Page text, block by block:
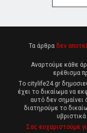
Τα άρθρα δεν
Αναρτούμε κάθε
ερέθισμα
Tο citylife24.gr
έχει το δικαίωμα να
αυτό δεν σημαίνει
διατηρούμε το
Σας ευχαριστούμε